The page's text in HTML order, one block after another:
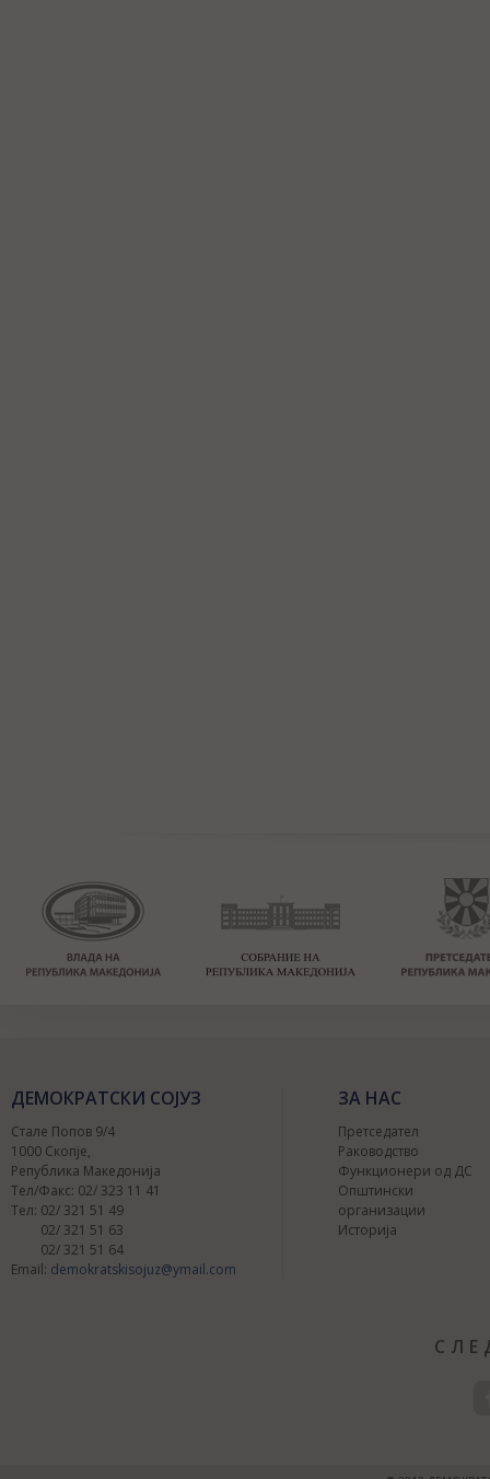
ДЕМОКРАТСКИ СОЈУЗ
Стале Попов 9/4
1000 Скопје,
Република Македонија
Тел/Факс: 02/ 323 11 41
Тел: 02/ 321 51 49
02/ 321 51 63
02/ 321 51 64
Email: demokratskisojuz@ymail.com
ЗА НАС
Претседател
Раководство
Функционери од ДС
Општински
организации
Историја